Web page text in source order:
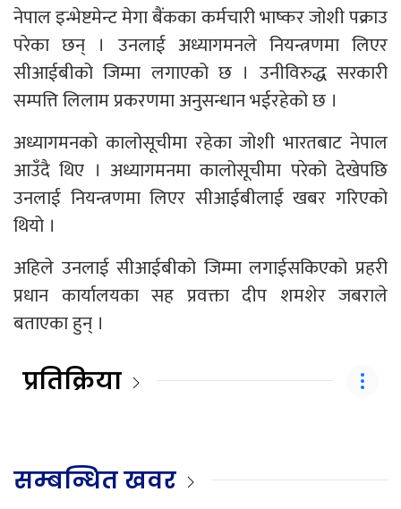
नेपाल इन्भेष्टमेन्ट मेगा बैंकका कर्मचारी भाष्कर जोशी पक्राउ
परेका छन् । उनलाई अध्यागमनले नियन्त्रणमा लिएर
सीआईबीको जिम्मा लगाएको छ । उनीविरुद्ध सरकारी
सम्पत्ति लिलाम प्रकरणमा अनुसन्धान भईरहेको छ ।
अध्यागमनको कालोसूचीमा रहेका जोशी भारतबाट नेपाल
आउँदै थिए । अध्यागमनमा कालोसूचीमा परेको देखेपछि
उनलाई नियन्त्रणमा लिएर सीआईबीलाई खबर गरिएको
थियो ।
अहिले उनलाई सीआईबीको जिम्मा लगाईसकिएको प्रहरी
प्रधान कार्यालयका सह प्रवक्ता दीप शमशेर जबराले
बताएका हुन् ।
प्रतिक्रिया
सम्बन्धित खवर